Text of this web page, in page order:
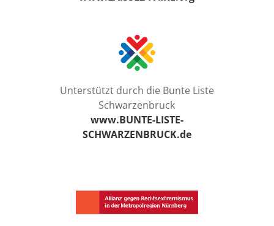
Unterstützt durch die Bunte Liste
Schwarzenbruck
www.BUNTE-LISTE-
SCHWARZENBRUCK.de